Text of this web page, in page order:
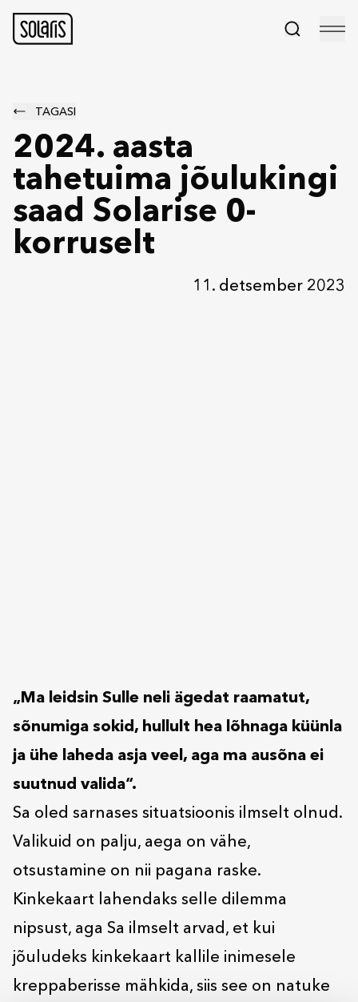
TAGASI
2024. aasta
tahetuima jõulukingi
saad Solarise 0-
korruselt
11. detsember 2023
„Ma leidsin Sulle neli ägedat raamatut,
sõnumiga sokid, hullult hea lõhnaga küünla
ja ühe laheda asja veel, aga ma ausõna ei
suutnud valida“.
Sa oled sarnases situatsioonis ilmselt olnud.
Valikuid on palju, aega on vähe,
otsustamine on nii pagana raske.
Kinkekaart lahendaks selle dilemma
nipsust, aga Sa ilmselt arvad, et kui
jõuludeks kinkekaart kallile inimesele
kreppaberisse mähkida, siis see on natuke